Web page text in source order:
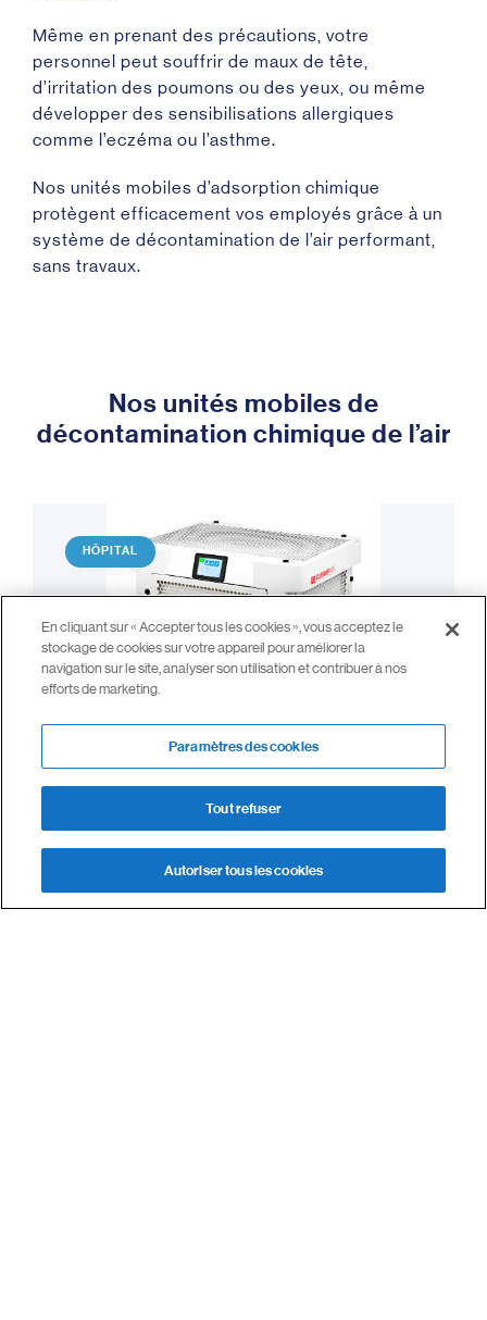
Demande de devis Nous contacter
Même en prenant des précautions, votre
personnel peut souffrir de maux de tête,
d’irritation des poumons ou des yeux, ou même
développer des sensibilisations allergiques
comme l’eczéma ou l’asthme.
Nos unités mobiles d’adsorption chimique
protègent efficacement vos employés grâce à un
système de décontamination de l’air performant,
sans travaux.
Nos unités mobiles de
décontamination chimique de l’air
HÔPITAL
CUBAIR OX
En cliquant sur « Accepter tous les cookies », vous acceptez le
stockage de cookies sur votre appareil pour améliorer la
navigation sur le site, analyser son utilisation et contribuer à nos
efforts de marketing.
Paramètres des cookies
Tout refuser
Autoriser tous les cookies